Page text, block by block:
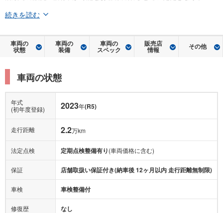
続きを読む
車両の
状態
車両の
装備
車両の
スペック
販売店
情報 その他
車両の状態
年式
(初年度登録)
2023年(R5)
走行距離 2.2万km
法定点検 定期点検整備有り(車両価格に含む)
保証 店舗取扱い保証付き(納車後 12ヶ月以内 走行距離無制限)
車検 車検整備付
修復歴 なし